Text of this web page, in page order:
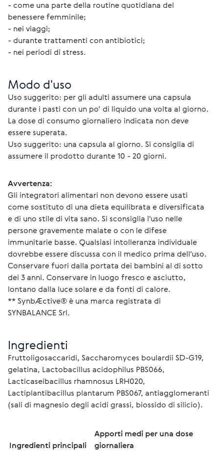
- come una parte della routine quotidiana del
benessere femminile;
- nei viaggi;
- durante trattamenti con antibiotici;
- nei periodi di stress.
Modo d'uso
Uso suggerito: per gli adulti assumere una capsula
durante i pasti con un po’ di liquido una volta al giorno.
La dose di consumo giornaliero indicata non deve
essere superata.
Uso suggerito: una capsula al giorno. Si consiglia di
assumere il prodotto durante 10 - 20 giorni.
Avvertenza:
Gli integratori alimentari non devono essere usati
come sostituto di una dieta equilibrata e diversificata
e di uno stile di vita sano. Si sconsiglia l'uso nelle
persone gravemente malate o con le difese
immunitarie basse. Qualsiasi intolleranza individuale
dovrebbe essere discussa con il medico prima dell'uso.
Conservare fuori dalla portata dei bambini al di sotto
dei 3 anni. Conservare in luogo fresco e asciutto,
lontano dalla luce solare e da fonti di calore.
** SynbÆctive® è una marca registrata di
Ingredienti
Fruttoligosaccaridi, Saccharomyces boulardii SD-G19,
gelatina, Lactobacillus acidophilus PBS066,
Lacticaseibacillus rhamnosus LRH020,
Lactiplantibacillus plantarum PBS067, antiagglomeranti
(sali di magnesio degli acidi grassi, biossido di silicio).
Ingredienti principali
Apporti medi per una dose
giornaliera